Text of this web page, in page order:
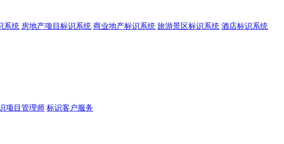
系统 房地产项目标识系统 商业地产标识系统 旅游景区标识系统 酒店标识系统
项目管理师 标识客户服务